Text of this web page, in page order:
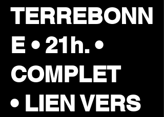
TERREBONN
E • 21h. •
COMPLET
• LIEN VERS